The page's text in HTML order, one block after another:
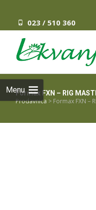
023 / 510 360
MenuFormax FXN – RIG
Prodavnica > Formax FXN –